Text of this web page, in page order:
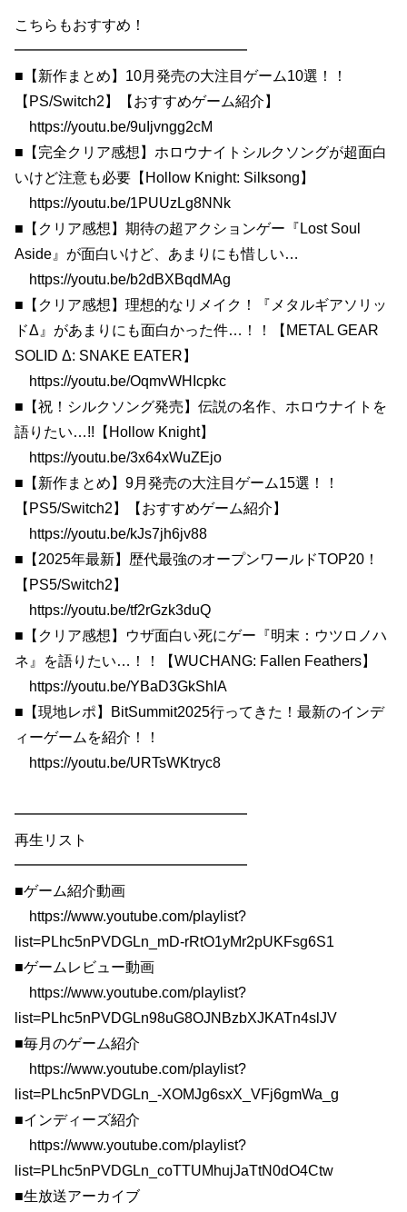
こちらもおすすめ！
━━━━━━━━━━━━━━━━
■【新作まとめ】10月発売の大注目ゲーム10選！！
【PS/Switch2】【おすすめゲーム紹介】
https://youtu.be/9uIjvngg2cM
■【完全クリア感想】ホロウナイトシルクソングが超面白
いけど注意も必要【Hollow Knight: Silksong】
https://youtu.be/1PUUzLg8NNk
■【クリア感想】期待の超アクションゲー『Lost Soul
Aside』が面白いけど、あまりにも惜しい…
https://youtu.be/b2dBXBqdMAg
■【クリア感想】理想的なリメイク！『メタルギアソリッ
ドΔ』があまりにも面白かった件…！！【METAL GEAR
SOLID Δ: SNAKE EATER】
https://youtu.be/OqmvWHIcpkc
■【祝！シルクソング発売】伝説の名作、ホロウナイトを
語りたい…!!【Hollow Knight】
https://youtu.be/3x64xWuZEjo
■【新作まとめ】9月発売の大注目ゲーム15選！！
【PS5/Switch2】【おすすめゲーム紹介】
https://youtu.be/kJs7jh6jv88
■【2025年最新】歴代最強のオープンワールドTOP20！
【PS5/Switch2】
https://youtu.be/tf2rGzk3duQ
■【クリア感想】ウザ面白い死にゲー『明末：ウツロノハ
ネ』を語りたい…！！【WUCHANG: Fallen Feathers】
https://youtu.be/YBaD3GkShIA
■【現地レポ】BitSummit2025行ってきた！最新のインデ
ィーゲームを紹介！！
https://youtu.be/URTsWKtryc8
━━━━━━━━━━━━━━━━
再生リスト
━━━━━━━━━━━━━━━━
■ゲーム紹介動画
https://www.youtube.com/playlist?
list=PLhc5nPVDGLn_mD-rRtO1yMr2pUKFsg6S1
■ゲームレビュー動画
https://www.youtube.com/playlist?
list=PLhc5nPVDGLn98uG8OJNBzbXJKATn4slJV
■毎月のゲーム紹介
https://www.youtube.com/playlist?
list=PLhc5nPVDGLn_-XOMJg6sxX_VFj6gmWa_g
■インディーズ紹介
https://www.youtube.com/playlist?
list=PLhc5nPVDGLn_coTTUMhujJaTtN0dO4Ctw
■生放送アーカイブ